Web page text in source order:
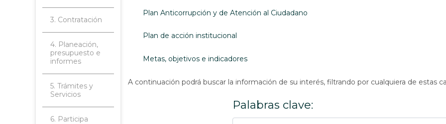
3. Contratación
4. Planeación,
presupuesto e
informes
5. Trámites y
Servicios
6. Participa
Plan Anticorrupción y de Atención al Ciudadano
Plan de acción institucional
Metas, objetivos e indicadores
A continuación podrá buscar la información de su interés, filtrando por cualquiera de estas
Palabras clave: